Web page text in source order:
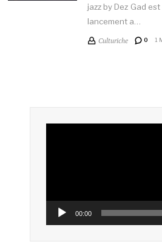
jazz by Dez Gad
lancement a…
Culturiche 0 1
00:00